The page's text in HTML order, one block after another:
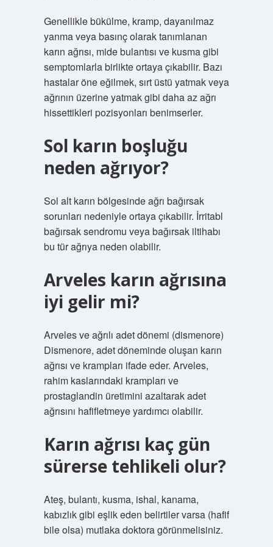
Genellikle bükülme, kramp, dayanılmaz
yanma veya basınç olarak tanımlanan
karın ağrısı, mide bulantısı ve kusma gibi
semptomlarla birlikte ortaya çıkabilir. Bazı
hastalar öne eğilmek, sırt üstü yatmak veya
ağrının üzerine yatmak gibi daha az ağrı
hissettikleri pozisyonları benimserler.
Sol karın boşluğu
neden ağrıyor?
Sol alt karın bölgesinde ağrı bağırsak
sorunları nedeniyle ortaya çıkabilir. İrritabl
bağırsak sendromu veya bağırsak iltihabı
bu tür ağrıya neden olabilir.
Arveles karın ağrısına
iyi gelir mi?
Arveles ve ağrılı adet dönemi (dismenore)
Dismenore, adet döneminde oluşan karın
ağrısı ve krampları ifade eder. Arveles,
rahim kaslarındaki krampları ve
prostaglandin üretimini azaltarak adet
ağrısını hafifletmeye yardımcı olabilir.
Karın ağrısı kaç gün
sürerse tehlikeli olur?
Ateş, bulantı, kusma, ishal, kanama,
kabızlık gibi eşlik eden belirtiler varsa (hafif
bile olsa) mutlaka doktora görünmelisiniz.